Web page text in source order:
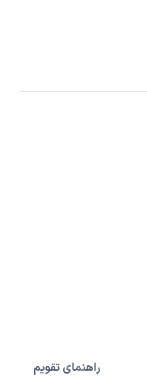
راهنمای تقویم